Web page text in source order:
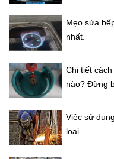
Mẹo sửa
nhất.
Chi tiết
nào? Đừng
Việc sử
loại